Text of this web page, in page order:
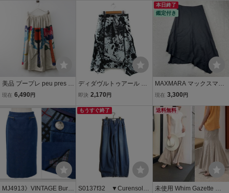
■ECD001 レディース
ム '22年商品 42650
美品 プープレ peu pres フ
ラワープリントリネンギ
ジュ ロング フレア【240
0015125466】
現在 6,490 円
ディダヴルトゥアール Dw
2R フレア スカート ロン
ック 黒 /KT9 レディース
即決 2,170 円
本日終了
鑑定付き
MAXMARA マックスマー
ラ MAX MARA スカート
イタリー製 黒 ブラック ア
シンメトリー 変形 フレア
38
現在 3,300 円
MJ4913》VINTAGE Burb
もうすぐ終了
S0137f32 ▼Curensolog
送料無料
未使用 Whim Gazette ウ